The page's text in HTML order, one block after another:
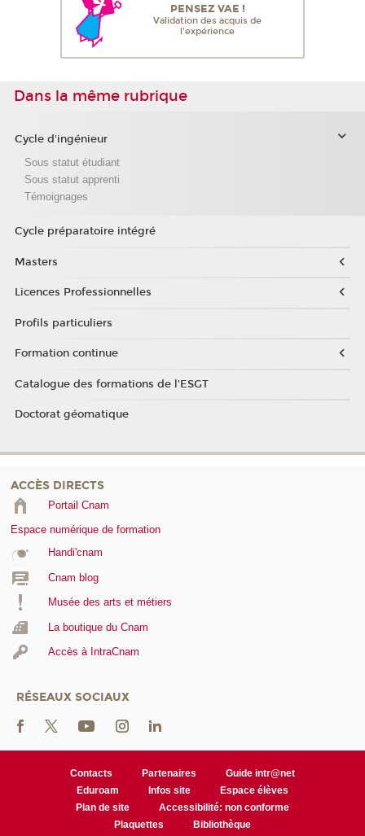
PENSEZ VAE !
Validation des acquis de
l'expérience
Dans la même rubrique
Cycle d'ingénieur
Sous statut étudiant
Sous statut apprenti
Témoignages
Cycle préparatoire intégré
Masters
Licences Professionnelles
Profils particuliers
Formation continue
Catalogue des formations de l'ESGT
Doctorat géomatique
ACCÈS DIRECTS
Portail Cnam
Espace numérique de formation
Handi'cnam
Cnam blog
Musée des arts et métiers
La boutique du Cnam
Accès à IntraCnam
RÉSEAUX SOCIAUX
Contacts Partenaires
Guide intr@net
Eduroam
Infos site
Espace élèves
Plan de site
Accessibilité: non conforme
Plaquettes
Bibliothèque